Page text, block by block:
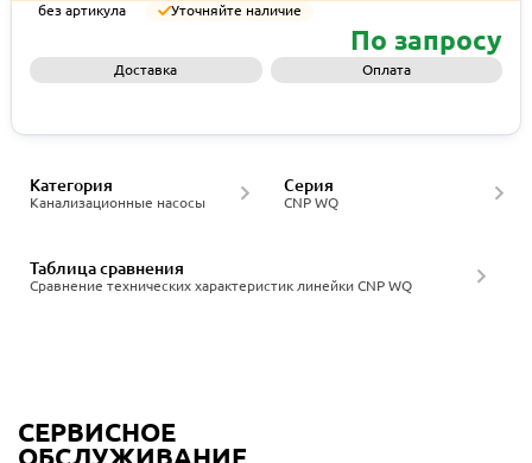
без артикула
Уточняйте наличие
По запросу
Доставка Оплата
Канализационные насосы
Категория
CNP WQ
Серия
Сравнение технических характеристик линейки CNP WQ
Таблица сравнения
СЕРВИСНОЕ
ОБСЛУЖИВАНИЕ